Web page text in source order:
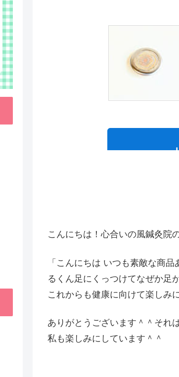
こんにちは！心合いの風鍼灸院
「こんにちは いつも素敵な商
るくん足にくっつけてなぜか足
これからも健康に向けて楽しみ
ありがとうございます＾＾それ
私も楽しみにしています＾＾